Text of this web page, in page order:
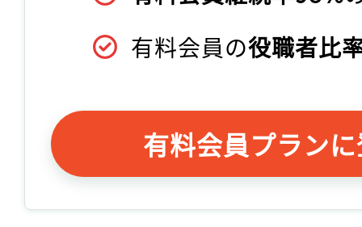
有料会員の役職者比
有料会員プラン